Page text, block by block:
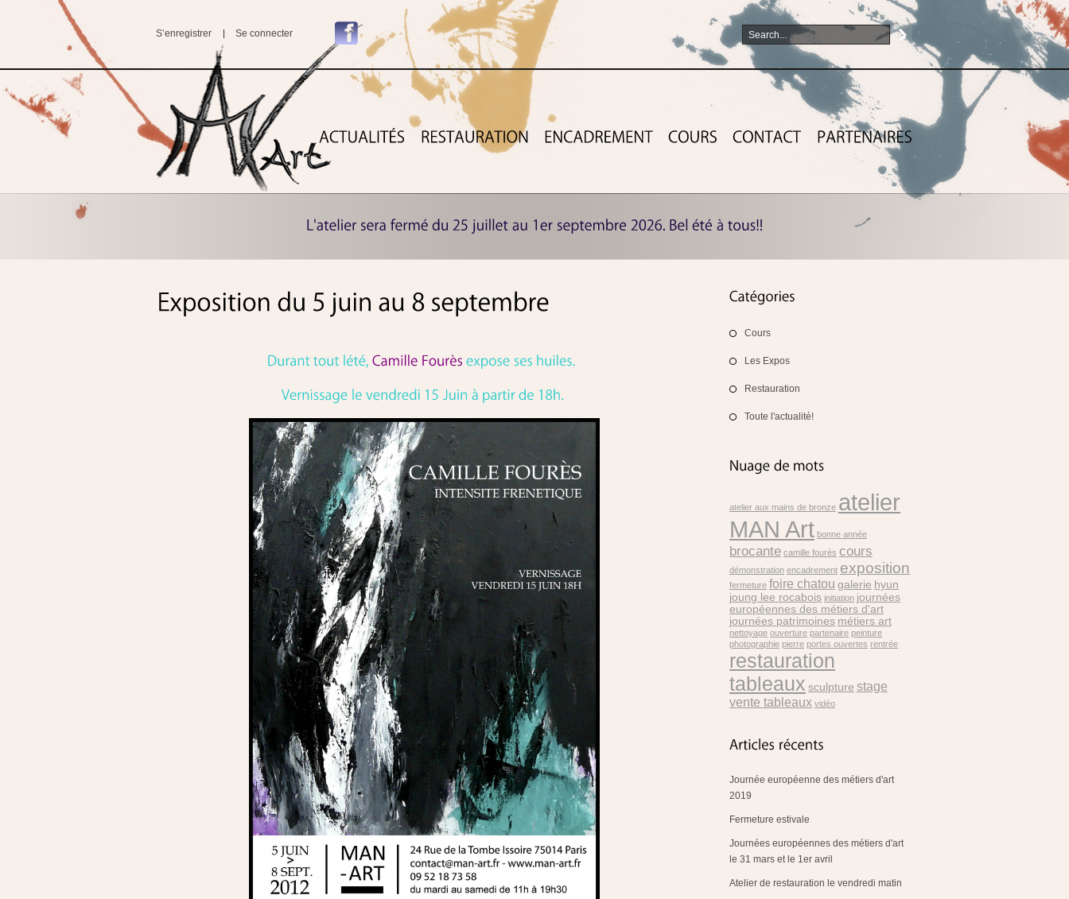
S’enregistrer Se connecter
Cours
Les Expos
Restauration
Toute l'actualité!
atelier aux mains de bronze atelier
MAN Art bonne année
brocante camille fourès cours
démonstration encadrement exposition
fermeture foire chatou galerie hyun
joung lee rocabois initiation journées
européennes des métiers d'art
journées patrimoines métiers art
nettoyage ouverture partenaire peinture
photographie pierre portes ouvertes rentrée
restauration
tableaux sculpture stage
vente tableaux vidéo
Journée européenne des métiers d'art
2019
Fermeture estivale
Journées européennes des métiers d'art
le 31 mars et le 1er avril
Atelier de restauration le vendredi matin